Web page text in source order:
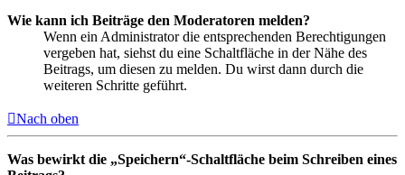
Wie kann ich Beiträge den Moderatoren melden?
Wenn ein Administrator die entsprechenden Berechtigungen
vergeben hat, siehst du eine Schaltfläche in der Nähe des
Beitrags, um diesen zu melden. Du wirst dann durch die
weiteren Schritte geführt.
Nach oben
Was bewirkt die „Speichern“-Schaltfläche beim Schreiben eines